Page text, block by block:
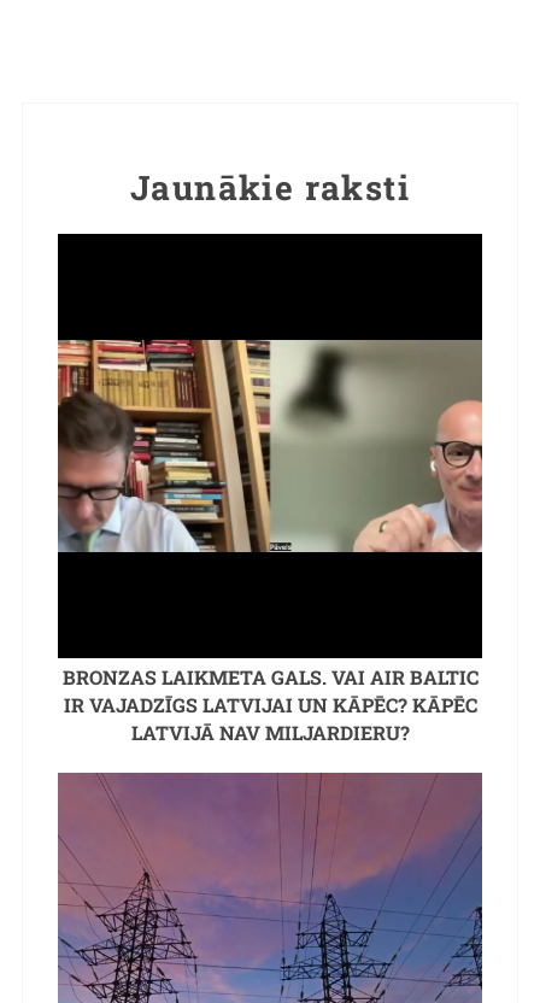
Jaunākie raksti
BRONZAS LAIKMETA GALS. VAI AIR BALTIC
IR VAJADZĪGS LATVIJAI UN KĀPĒC? KĀPĒC
LATVIJĀ NAV MILJARDIERU?